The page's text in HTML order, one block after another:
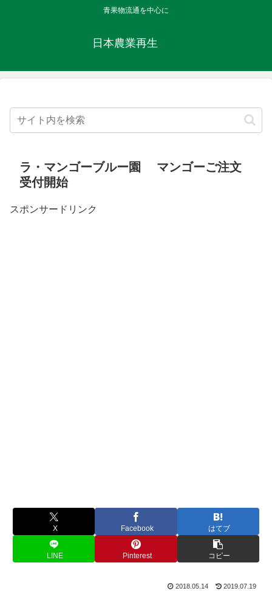
青果物流通を中心に
日本農業再生
ラ・マンゴーブルー園 マンゴーご注文
受付開始
スポンサードリンク
X Facebook はてブ
LINE Pinterest コピー
2018.05.14 2019.07.19